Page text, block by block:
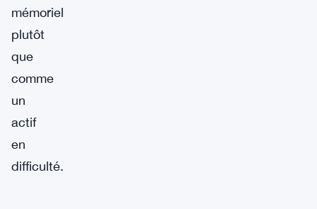
mémoriel
plutôt
que
comme
un
actif
en
difficulté.